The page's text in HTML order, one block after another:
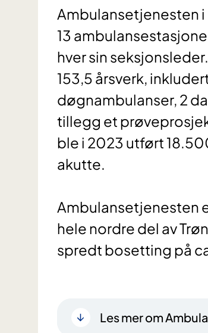
Ambulansetjenesten i
13
hver sin
153,5 årsverk,
døgnambulanser, 2
tillegg et
ble i 2023 utført
akutte.
Ambulansetjenesten
hele nordre del av
Les mer om